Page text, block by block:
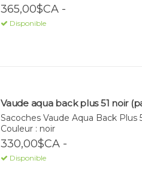
365,00$CA -
Disponible
Vaude aqua back plus 51 noir
Sacoches Vaude Aqua Back Plus
Couleur : noir
330,00$CA -
Disponible